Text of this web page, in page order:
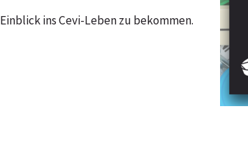
ins Cevi-Leben zu bekommen.